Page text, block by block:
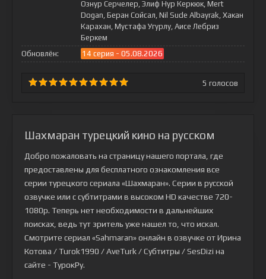
Ознур Серчелер, Элиф Нур Керкюк, Mert
Dogan, Беран Сойсал, Nil Sude Albayrak, Хакан
Карахан, Мустафа Угурлу, Аисе Лебриз
Беркем
Обновлён:
14 серия - 05.08.2026
5 голосов
Шахмаран турецкий кино на русском
Добро пожаловать на страницу нашего портала, где
предоставлены для бесплатного ознакомления все
серии турецкого сериала «Шахмаран». Серии в русской
озвучке или с субтитрами в высоком HD качестве 720-
1080p. Теперь нет необходимости в дальнейших
поисках, ведь тут зритель уже нашел то, что искал.
Смотрите сериал «Sahmaran» онлайн в озвучке от Ирина
Котова / Turok1990 / AveTurk / Субтитры / SesDizi на
сайте - ТурокРу.